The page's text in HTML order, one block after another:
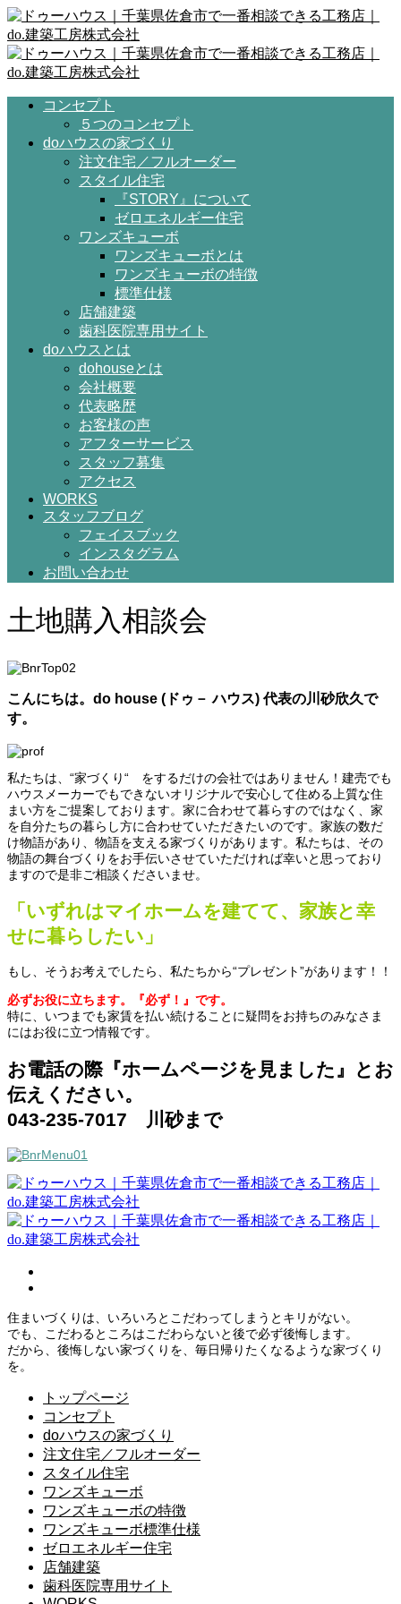
コンセプト
５つのコンセプト
doハウスの家づくり
注文住宅／フルオーダー
スタイル住宅
『STORY』について
ゼロエネルギー住宅
ワンズキューボ
ワンズキューボとは
ワンズキューボの特徴
標準仕様
店舗建築
歯科医院専用サイト
doハウスとは
dohouseとは
会社概要
代表略歴
お客様の声
アフターサービス
スタッフ募集
アクセス
WORKS
スタッフブログ
フェイスブック
インスタグラム
お問い合わせ
土地購入相談会
こんにちは。do house (ドゥ－ ハウス) 代表の川砂欣久で
す。
私たちは、“家づくり“ をするだけの会社ではありません！建売でも
ハウスメーカーでもできないオリジナルで安心して住める上質な住
まい方をご提案しております。家に合わせて暮らすのではなく、家
を自分たちの暮らし方に合わせていただきたいのです。家族の数だ
け物語があり、物語を支える家づくりがあります。私たちは、その
物語の舞台づくりをお手伝いさせていただければ幸いと思っており
ますので是非ご相談くださいませ。
「いずれはマイホームを建てて、家族と幸
せに暮らしたい」
もし、そうお考えでしたら、私たちから“プレゼント”があります！！
必ずお役に立ちます。『必ず！』です。
特に、いつまでも家賃を払い続けることに疑問をお持ちのみなさま
にはお役に立つ情報です。
お電話の際『ホームページを見ました』とお
伝えください。
043-235-7017 川砂まで
住まいづくりは、いろいろとこだわってしまうとキリがない。
でも、こだわるところはこだわらないと後で必ず後悔します。
だから、後悔しない家づくりを、毎日帰りたくなるような家づくり
を。
トップページ
コンセプト
doハウスの家づくり
注文住宅／フルオーダー
スタイル住宅
ワンズキューボ
ワンズキューボの特徴
ワンズキューボ標準仕様
ゼロエネルギー住宅
店舗建築
歯科医院専用サイト